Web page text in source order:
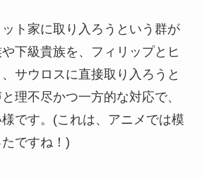
ト家に取り入ろうという群が
下級貴族を、フィリップとヒ
サウロスに直接取り入ろうと
理不尽かつ一方的な対応で、
です。(これは、アニメでは模
ですね！)